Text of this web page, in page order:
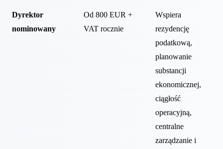
Dyrektor
nominowany
Od 800 EUR +
VAT rocznie
Wspiera
rezydencję
podatkową,
planowanie
substancji
ekonomicznej,
ciągłość
operacyjną,
centralne
zarządzanie i